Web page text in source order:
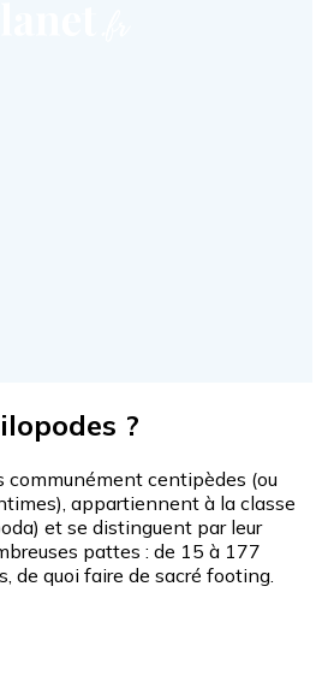
?
communément centipèdes (ou
appartiennent à la classe
et se distinguent par leur
pattes : de 15 à 177
de quoi faire de sacré footing.